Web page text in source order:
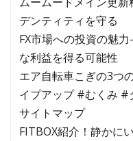
デンティティを守る
FX市場への投資の魅
な利益を得る可能性
エア自転車こぎの3つ
イプアップ #むくみ #
サイトマップ
FITBOX紹介！静かに